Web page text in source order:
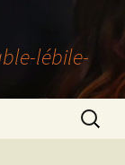
lébile-